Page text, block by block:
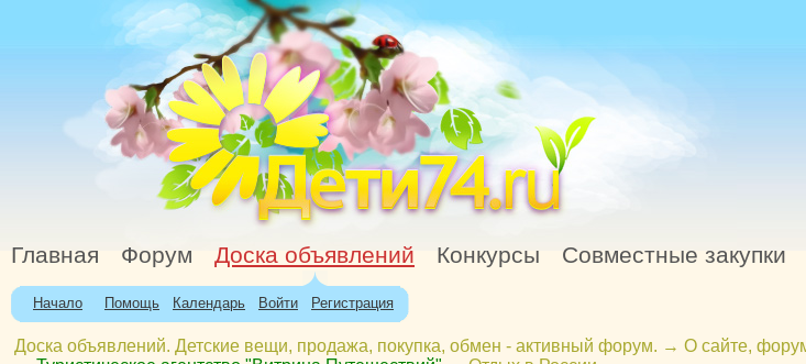
Главная Форум Доска объявлений Конкурсы Совместные закупки
Начало Помощь Календарь Войти Регистрация
Доска объявлений. Детские вещи, продажа, покупка, обмен - активный форум. → О сайте,